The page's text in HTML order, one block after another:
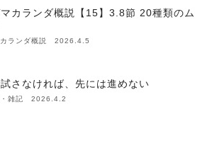
カランダ概説【15】3.8節 20種類のム
カランダ概説 2026.4.5
さなければ、先には進めない
・雑記 2026.4.2